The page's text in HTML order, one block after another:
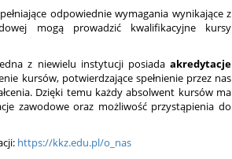
odpowiednie wymagania wynikające z
mogą prowadzić kwalifikacyjne kursy
z niewielu instytucji posiada akredytacje
kursów, potwierdzające spełnienie przez nas
Dzięki temu każdy absolwent kursów ma
zawodowe oraz możliwość przystąpienia do
https://kkz.edu.pl/o_nas